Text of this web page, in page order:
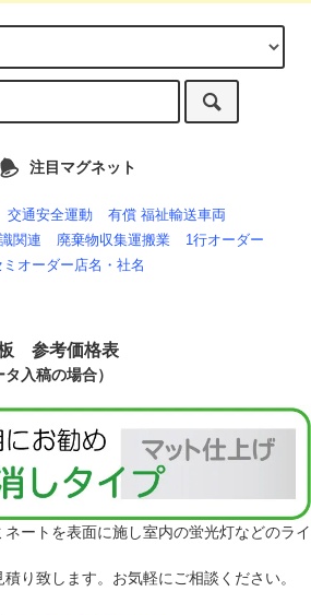
注目マグネット
交通安全運動
有償 福祉輸送車両
関連 廃棄物収集運搬業
1行オーダー
ミオーダー店名・社名
参考価格表
入稿の場合）
ートを表面に施し室内の蛍光灯などのライ
り致します。お気軽にご相談ください。